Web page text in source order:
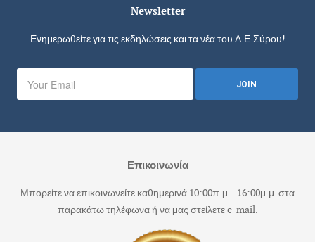
Newsletter
Ενημερωθείτε για τις εκδηλώσεις και τα νέα του Λ.Ε.Σύρου!
Επικοινωνία
Μπορείτε να επικοινωνείτε καθημερινά 10:00π.μ. - 16:00μ.μ. στα
παρακάτω τηλέφωνα ή να μας στείλετε e-mail.